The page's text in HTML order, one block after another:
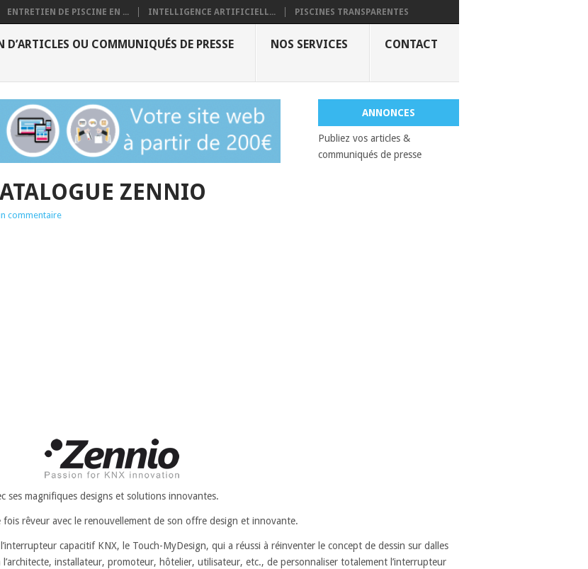
ENTRETIEN DE PISCINE EN ... INTELLIGENCE ARTIFICIELL... PISCINES TRANSPARENTES
OU COMMUNIQUÉS DE PRESSE NOS SERVICES CONTACT
ANNONCES
Publiez vos articles &
communiqués de presse
ZENNIO
commentaire
ses magnifiques designs et solutions innovantes.
rêveur avec le renouvellement de son offre design et innovante.
capacitif KNX, le Touch-MyDesign, qui a réussi à réinventer le concept de dessin sur dalles
installateur, promoteur, hôtelier, utilisateur, etc., de personnaliser totalement l’interrupteur